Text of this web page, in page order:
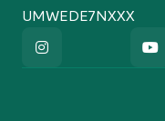
UMWEDE7NXXX